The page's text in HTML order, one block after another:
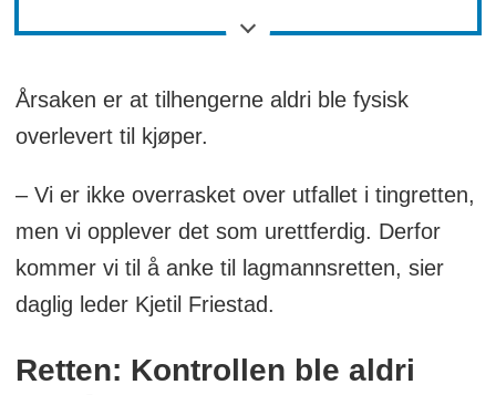
og leiet tilbake til Sørum Transport.
Sørum Transport gikk konkurs 28. februar
2025.
Konkursboet mente Rental.one manglet
Årsaken er at tilhengerne aldri ble fysisk
overlevert til kjøper.
– Vi er ikke overrasket over utfallet i tingretten,
men vi opplever det som urettferdig. Derfor
kommer vi til å anke til lagmannsretten, sier
daglig leder Kjetil Friestad.
Retten: Kontrollen ble aldri